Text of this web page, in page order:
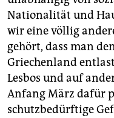
Nationalität und
wir eine völlig
gehört, dass man
Griechenland
Lesbos und auf
Anfang März dafür
schutzbedürftige